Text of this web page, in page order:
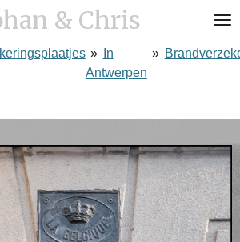
& Chris
»
In
Antwerpen
»